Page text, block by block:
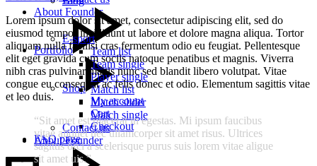
About Founder
Portfolio
Shop
My account
Cart
Checkout
FAQ page
E-sport
Team list
Team single
Player single
Match list
Match slider
Match single
Contact us
About Founder
Lorem ipsum dolor sit amet, consectetur adipiscing elit, sed do
eiusmod tempor incididunt ut labore et dolore magna aliqua. Tortor
aliquam nulla facilisi cras fermentum odio eu feugiat. Pellentesque
elit eget gravida cum sociis natoque penatibus et magnis. Viverra
nibh cras pulvinar mattis nunc sed blandit libero volutpat. Vitae
congue eu consequat ac felis donec et odio. Elementum sagittis vitae
et leo duis.
“Sit amet est placerat in egestas. Mi ipsum faucibus
vitae aliquet nec ullamcorper sit amet risus. Ultrices
sagittis orci a scelerisque purus suis lorem vitae aligue
sit amet uis.”